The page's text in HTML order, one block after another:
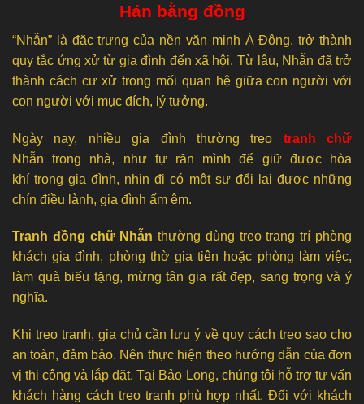
Hán bằng đồng
“Nhẫn” là đặc trưng của nền văn minh Á Đông, trở thành
quy tắc ứng xử từ gia đình đến xã hội. Từ lâu, Nhẫn đã trở
thành cách cư xử trong mối quan hệ giữa con người với
con người với mục đích, lý tưởng.
Ngày nay, nhiều gia đình thường treo tranh chữ
Nhẫn trong nhà, như tự răn mình để giữ được hòa
khí trong gia đình, nhịn đi có một sự đổi lại được những
chín điều lành, gia đình ấm êm.
Tranh đồng chữ Nhẫn thường dùng treo trang trí phòng
khách gia đình, phòng thờ gia tiên hoặc phòng làm việc,
làm quà biếu tặng, mừng tân gia rất đẹp, sang trọng và ý
nghĩa.
Khi treo tranh, gia chủ cần lưu ý về quy cách treo sao cho
an toàn, đảm bảo. Nên thực hiện theo hướng dẫn của đơn
vị thi công và lắp đặt. Tại Bảo Long, chúng tôi hỗ trợ tư vấn
khách hàng cách treo tranh phù hợp nhất. Đối với khách